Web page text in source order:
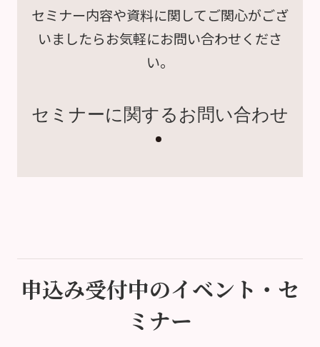
セミナー内容や資料に関してご関心がござ
いましたらお気軽にお問い合わせくださ
い。
セミナーに関するお問い合わせ
申込み受付中のイベント・セ
ミナー